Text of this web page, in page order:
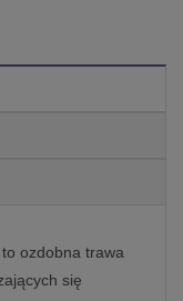
ozdobna trawa
się